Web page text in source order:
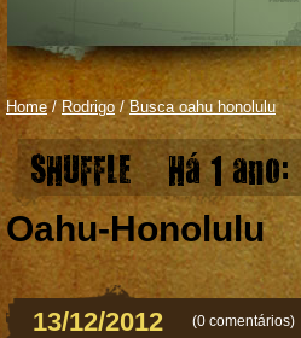
Home/ Rodrigo /Busca oahu honolulu
SHUFFLE Há 1 ano:
Oahu-Honolulu
13/12/2012 (0 comentários)